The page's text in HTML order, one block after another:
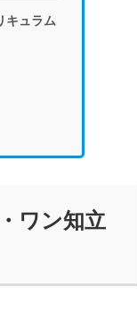
キュラム
ワン知立